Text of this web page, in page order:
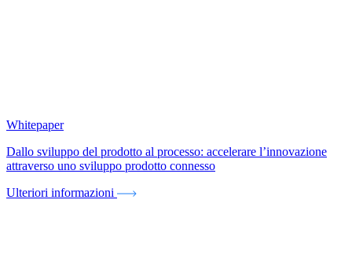
Whitepaper
Dallo sviluppo del prodotto al processo: accelerare l’innovazione
attraverso uno sviluppo prodotto connesso
Ulteriori informazioni